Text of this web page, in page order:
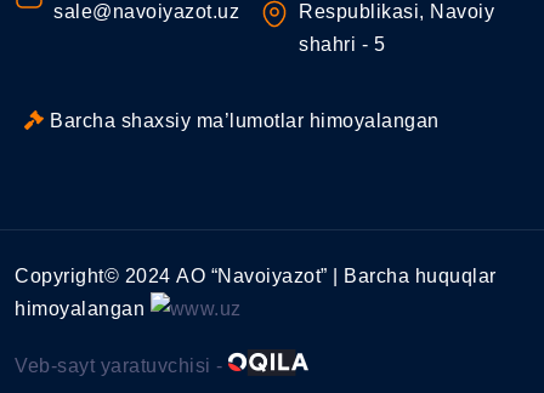
sale@navoiyazot.uz
Respublikasi, Navoiy
shahri - 5
Barcha shaxsiy ma’lumotlar himoyalangan
Copyright© 2024 АО “Navoiyazot” | Barcha huquqlar
himoyalangan
Veb-sayt yaratuvchisi -